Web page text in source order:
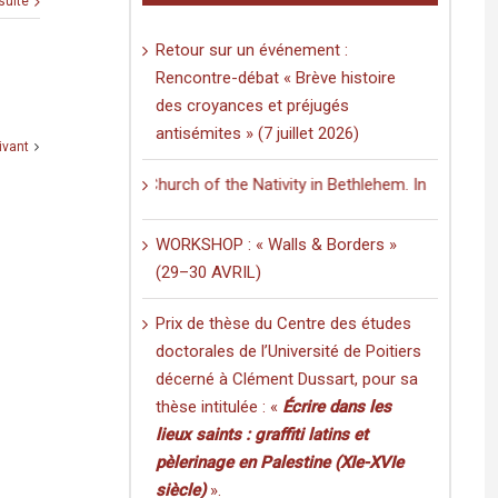
Retour sur un événement :
Rencontre-débat « Brève histoire
des croyances et préjugés
antisémites » (7 juillet 2026)
Writing in the Church of the Nativity in Bethlehem. Inscriptions and
WORKSHOP : « Walls & Borders »
(29–30 AVRIL)
Prix de thèse du Centre des études
doctorales de l’Université de Poitiers
décerné à Clément Dussart, pour sa
thèse intitulée : « Écrire dans les
lieux saints : graffiti latins et
pèlerinage en Palestine (XIe-XVIe
siècle)».